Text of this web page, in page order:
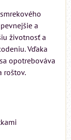
a
životnosť a
Vďaka
opotrebováva
roštov.